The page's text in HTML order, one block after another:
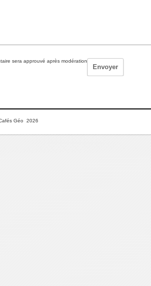
sera approuvé après modération
Géo 2026